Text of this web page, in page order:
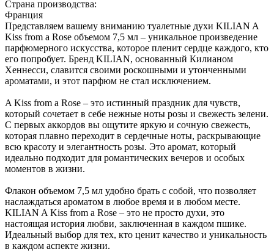
Страна производства:
Франция
Представляем вашему вниманию туалетные духи KILIAN A
Kiss from a Rose объемом 7,5 мл – уникальное произведение
парфюмерного искусства, которое пленит сердце каждого, кто
его попробует. Бренд KILIAN, основанный Килианом
Хеннесси, славится своими роскошными и утонченными
ароматами, и этот парфюм не стал исключением.
A Kiss from a Rose – это истинный праздник для чувств,
который сочетает в себе нежные ноты розы и свежесть зелени.
С первых аккордов вы ощутите яркую и сочную свежесть,
которая плавно переходит в сердечные ноты, раскрывающие
всю красоту и элегантность розы. Это аромат, который
идеально подходит для романтических вечеров и особых
моментов в жизни.
Флакон объемом 7,5 мл удобно брать с собой, что позволяет
наслаждаться ароматом в любое время и в любом месте.
KILIAN A Kiss from a Rose – это не просто духи, это
настоящая история любви, заключенная в каждом пшике.
Идеальный выбор для тех, кто ценит качество и уникальность
в каждом аспекте жизни.